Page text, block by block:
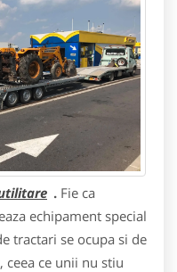
. Fie ca
echipament special
tractari se ocupa si de
ce unii nu stiu